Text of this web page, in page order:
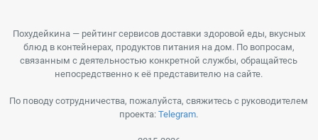
Похудейкина — рейтинг сервисов доставки здоровой еды, вкусных
блюд в контейнерах, продуктов питания на дом. По вопросам,
связанным с деятельностью конкретной службы, обращайтесь
непосредственно к её представителю на сайте.
По поводу сотрудничества, пожалуйста, свяжитесь с руководителем
проекта:Telegram.